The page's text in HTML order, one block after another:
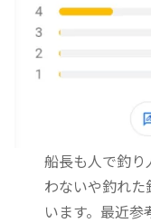
船長も人で釣
わないや釣れ
います。最近